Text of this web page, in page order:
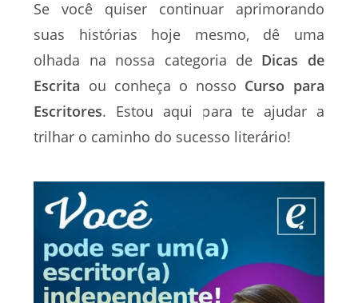
Se você quiser continuar aprimorando
suas histórias hoje mesmo, dê uma
olhada na nossa categoria de Dicas de
Escrita ou conheça o nosso Curso para
Escritores. Estou aqui para te ajudar a
trilhar o caminho do sucesso literário!